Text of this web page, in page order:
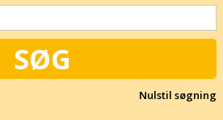
SØG
Nulstil søgning